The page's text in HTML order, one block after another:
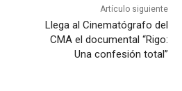
Artículo siguiente
Llega al Cinematógrafo del
CMA el documental “Rigo:
Una confesión total”